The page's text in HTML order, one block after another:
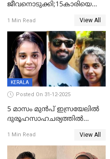
ജീവനൊടുക്കി;15കാരിയെ
കിടപ്പുമുറിയില്‍ തൂങ്ങി മരിച്ച
നിലയിൽ
1 Min Read View All
KERALA
Posted On 31-12-2025
5 മാസം മുൻപ് ഇസ്രയേലിൽ
ദുരൂഹസാഹചര്യത്തിൽ
മലയാളി യുവാവിന്റെ ഭാര്യയും
മരിച്ചു
1 Min Read View All